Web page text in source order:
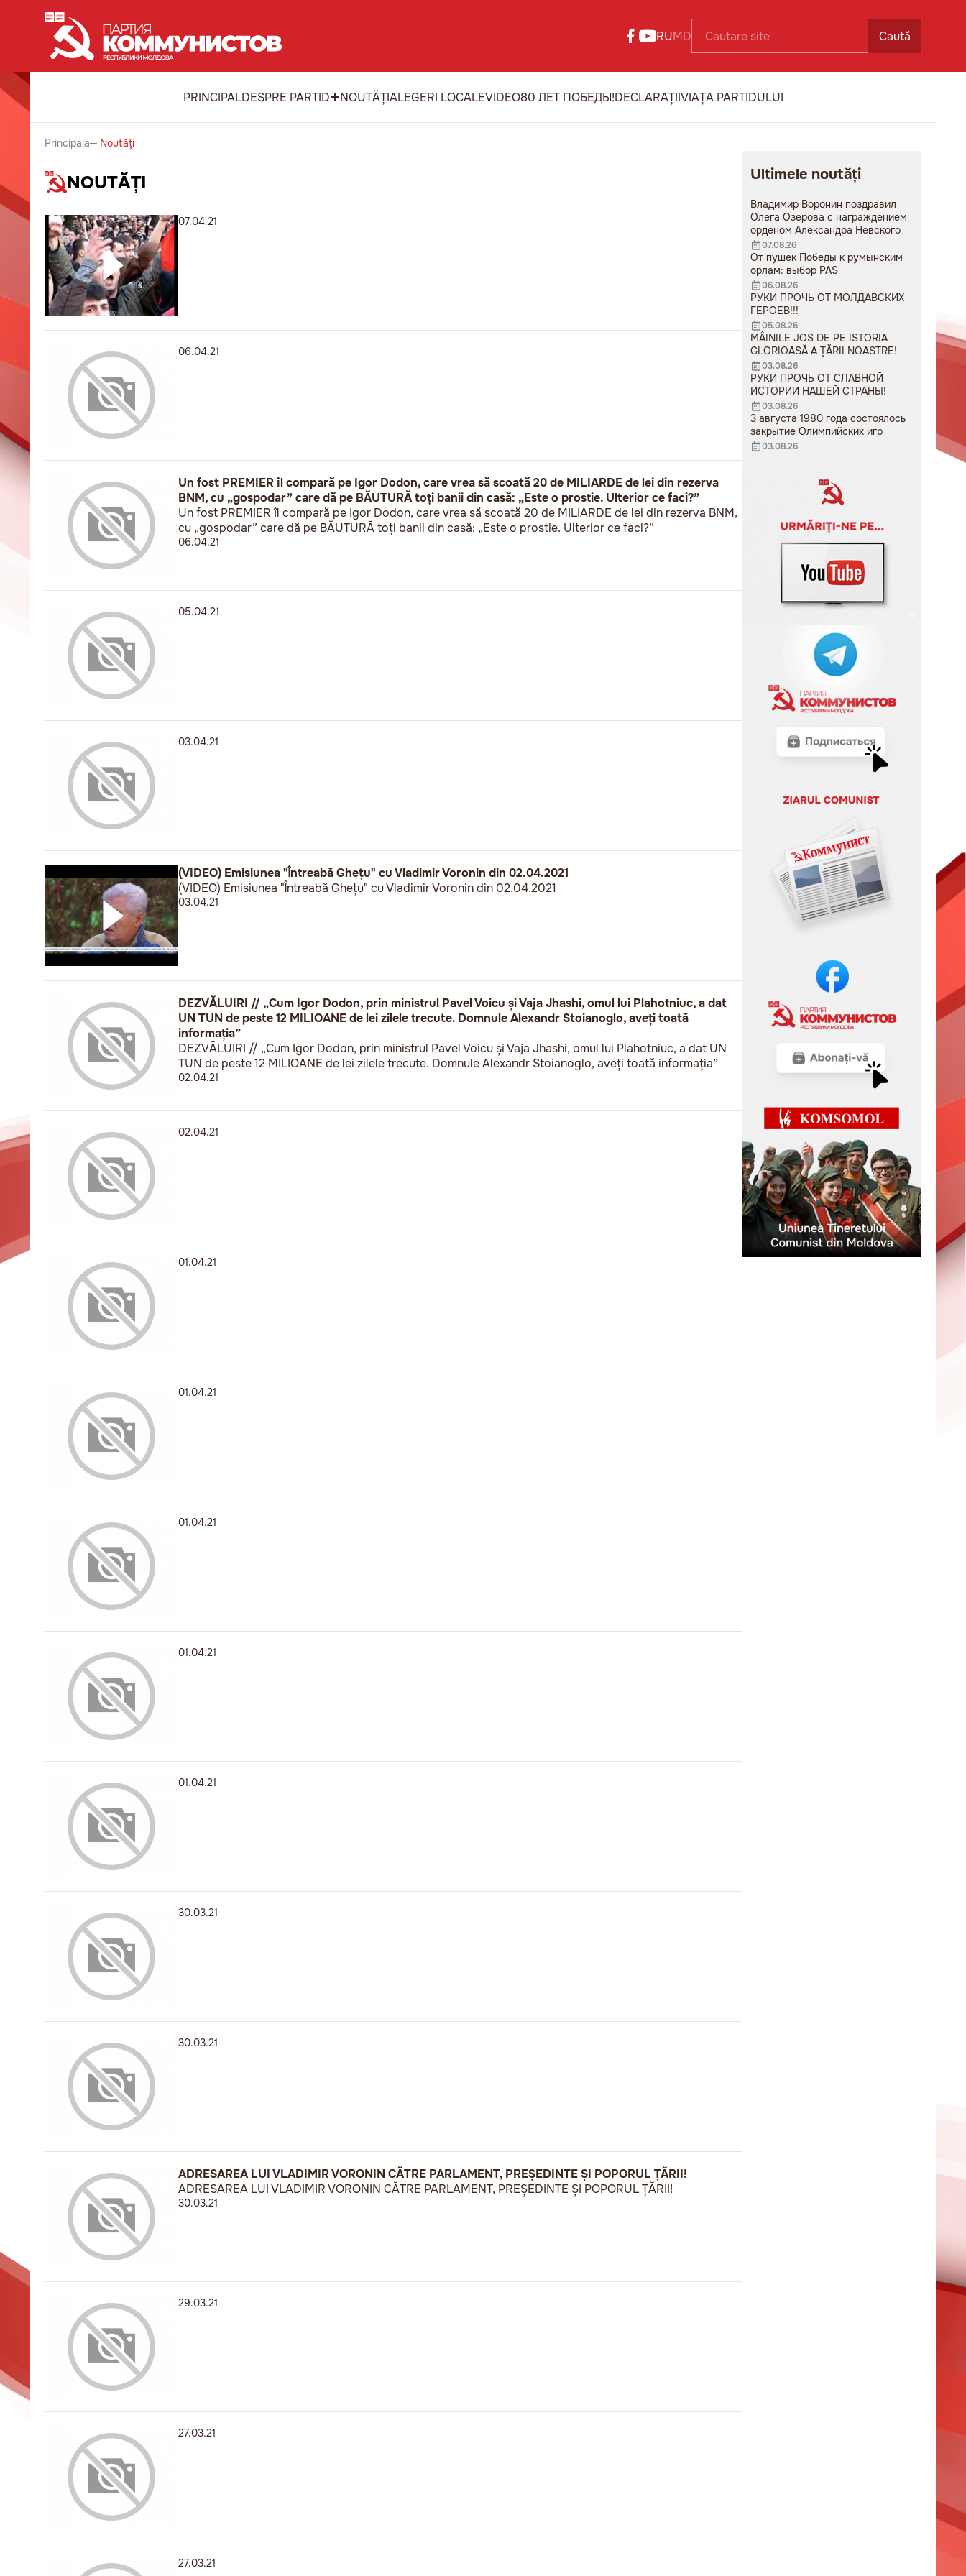
RUMD Caută
PRINCIPALDESPRE PARTID NOUTĂȚIALEGERI LOCALEVIDEO80 ЛЕТ ПОБЕДЫ!DECLARAȚIIVIAȚA PARTIDULUI
Principala Noutăți
NOUTĂȚI
07.04.21
06.04.21
Un fost PREMIER îl compară pe Igor Dodon, care vrea să scoată 20 de MILIARDE de lei din rezerva
BNM, cu „gospodar” care dă pe BĂUTURĂ toți banii din casă: „Este o prostie. Ulterior ce faci?”
Un fost PREMIER îl compară pe Igor Dodon, care vrea să scoată 20 de MILIARDE de lei din rezerva BNM,
cu „gospodar” care dă pe BĂUTURĂ toți banii din casă: „Este o prostie. Ulterior ce faci?”
06.04.21
05.04.21
03.04.21
(VIDEO) Emisiunea "Întreabă Ghețu" cu Vladimir Voronin din 02.04.2021
(VIDEO) Emisiunea "Întreabă Ghețu" cu Vladimir Voronin din 02.04.2021
03.04.21
DEZVĂLUIRI // „Cum Igor Dodon, prin ministrul Pavel Voicu și Vaja Jhashi, omul lui Plahotniuc, a dat
UN TUN de peste 12 MILIOANE de lei zilele trecute. Domnule Alexandr Stoianoglo, aveți toată
informația”
DEZVĂLUIRI // „Cum Igor Dodon, prin ministrul Pavel Voicu și Vaja Jhashi, omul lui Plahotniuc, a dat UN
TUN de peste 12 MILIOANE de lei zilele trecute. Domnule Alexandr Stoianoglo, aveți toată informația”
02.04.21
02.04.21
01.04.21
01.04.21
01.04.21
01.04.21
01.04.21
30.03.21
30.03.21
ADRESAREA LUI VLADIMIR VORONIN CĂTRE PARLAMENT, PREȘEDINTE ȘI POPORUL ȚĂRII!
ADRESAREA LUI VLADIMIR VORONIN CĂTRE PARLAMENT, PREȘEDINTE ȘI POPORUL ȚĂRII!
30.03.21
29.03.21
27.03.21
27.03.21
Ultimele noutăți
Владимир Воронин поздравил
Олега Озерова с награждением
орденом Александра Невского
07.08.26
От пушек Победы к румынским
орлам: выбор PAS
06.08.26
РУКИ ПРОЧЬ ОТ МОЛДАВСКИХ
ГЕРОЕВ!!!
05.08.26
MÂINILE JOS DE PE ISTORIA
GLORIOASĂ A ȚĂRII NOASTRE!
03.08.26
РУКИ ПРОЧЬ ОТ СЛАВНОЙ
ИСТОРИИ НАШЕЙ СТРАНЫ!
03.08.26
3 августа 1980 года состоялось
закрытие Олимпийских игр
03.08.26